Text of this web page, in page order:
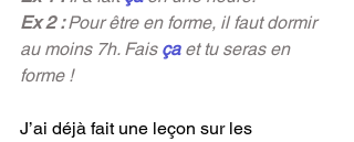
Ex 2 : Pour être en forme, il faut dormir
au moins 7h. Fais ça et tu seras en
forme !
J’ai déjà fait une leçon sur les